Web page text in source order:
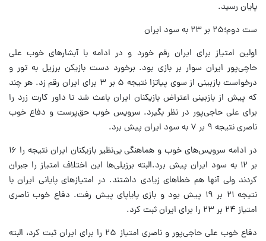
پایان رسید.
ست دوم؛۲۵ بر ۲۳ به سود ایران
اولین امتیاز برای ایران رقم خورد و در ادامه با آبشارهای خوب علی
حاچی‌پور ایران سوار بر بازی بود. برخورد دست بازیکن برزیل به تور و
درخواست بازبینی از سوی پیاتزا نتیجه ۵ بر ۳ برای ایران رقم زد. هر چند
که پیش از بازبینی اعتراض بازیکنان ایران باعث شد تا داور کارت زرد را
برای علی حاجی‌پور در نظر بگیرد. سرویس خوب حق‌پرست و دفاع خوب
ناصری نتیجه ۹ بر ۷ به سود ایران پیش برد.
در ادامه سرویس‌های خوب و هماهنگی بی‌نظیر بازیکنان ایران نتیجه را ۱۶
بر ۱۲ به سود ایران پیش برد.البته برزیلی‌ها این اختلاف امتیاز را جبران
کردند ولی آنها هم خطاهای زیادی داشتند. در امتیازهای پایانی ایران با
نتیجه ۲۱ بر ۱۹ پیش بود و بازی پایاپای پیش رفت. دفاع خوب ناصری
امتیاز ۲۴ بر ۲۳ را برای ایران ثبت کرد.
دفاع خوب علی حاجی‌پور و ناصری امتیاز ۲۵ را برای ایران ثبت کرد، البته